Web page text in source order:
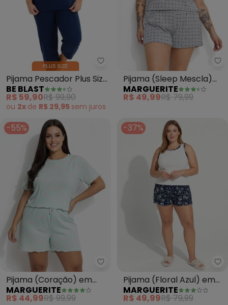
Be Blast - Pijama Pescador
Pijama Pescador Plus Size
Suculentas (Azul)
BE BLAST
R$ 59,90R$ 99,90
ou 2x de R$ 29,95 sem juros
Pijama (Sleep Mescla)
em Malha
MARGUERITE
R$ 49,99R$ 79,99
-55%
Marguerite - Pijama (Coração)
Pijama (Coração) em
Malha de Poliéster
MARGUERITE
R$ 44,99R$ 99,99
-37%
Pijama (Floral Azul) em
Malha Canelada Macia
MARGUERITE
R$ 49,99R$ 79,99